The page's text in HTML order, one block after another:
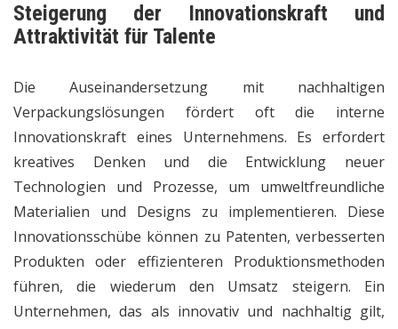
Steigerung der Innovationskraft und
Attraktivität für Talente
Die Auseinandersetzung mit nachhaltigen
Verpackungslösungen fördert oft die interne
Innovationskraft eines Unternehmens. Es erfordert
kreatives Denken und die Entwicklung neuer
Technologien und Prozesse, um umweltfreundliche
Materialien und Designs zu implementieren. Diese
Innovationsschübe können zu Patenten, verbesserten
Produkten oder effizienteren Produktionsmethoden
führen, die wiederum den Umsatz steigern. Ein
Unternehmen, das als innovativ und nachhaltig gilt,